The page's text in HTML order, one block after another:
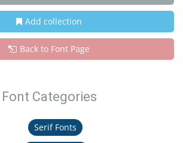
Add collection
Back to Font Page
Font Categories
Serif Fonts